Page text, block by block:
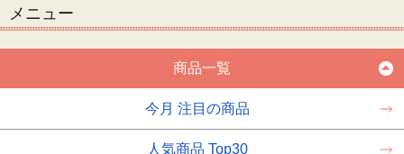
メニュー
商品一覧
今月 注目の商品
人気商品 Top30